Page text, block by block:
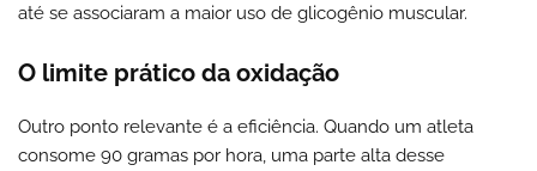
até se associaram a maior uso de glicogênio muscular.
O limite prático da oxidação
Outro ponto relevante é a eficiência. Quando um atleta
consome 90 gramas por hora, uma parte alta desse